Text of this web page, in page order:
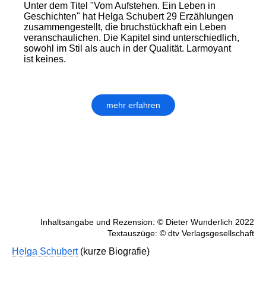
Unter dem Titel "Vom Aufstehen. Ein Leben in
Geschichten" hat Helga Schubert 29 Erzählungen
zusammengestellt, die bruchstückhaft ein Leben
veranschaulichen. Die Kapitel sind unterschiedlich,
sowohl im Stil als auch in der Qualität. Larmoyant
ist keines.
mehr erfahren
Inhaltsangabe und Rezension: © Dieter Wunderlich 2022
Textauszüge: © dtv Verlagsgesellschaft
Helga Schubert(kurze Biografie)